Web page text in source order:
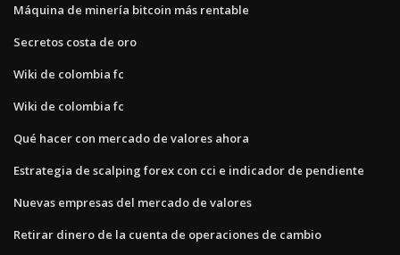
Máquina de minería bitcoin más rentable
Secretos costa de oro
Wiki de colombia fc
Wiki de colombia fc
Qué hacer con mercado de valores ahora
Estrategia de scalping forex con cci e indicador de pendiente
Nuevas empresas del mercado de valores
Retirar dinero de la cuenta de operaciones de cambio